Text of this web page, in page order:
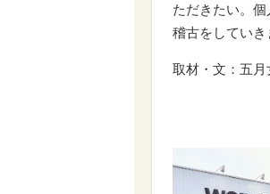
ただきたい。
稽古をしていき
取材・文：五月